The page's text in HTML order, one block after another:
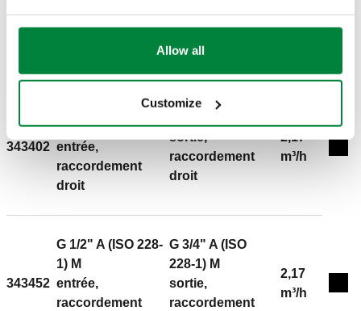
Allow all
Customize
Raccord radiateur: G 3/8" A (ISO 228-1) M, entrée,
raccordement droit. Raccord tuyauterie: 23 p. 1,5,
100 °C. Finition: chromé. Kvs: 1,32 m³/h. Matériel:
laiton.
SCIP code
f6569ef8-7d07-4ac1-a33f-
Afficher
343402
G 1/2" A (ISO 228-
1) M
entrée,
raccordement
droit
sortie,
raccordement
droit
2,17
m³/h
343452
G 1/2" A (ISO 228-
1) M
entrée,
raccordement
G 3/4" A (ISO
228-1) M
sortie,
raccordement
2,17
m³/h